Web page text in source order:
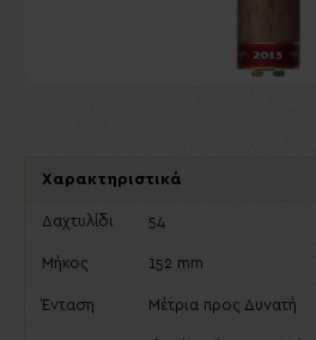
Χαρακτηριστικά
Δαχτυλίδι 54
Μήκος 152 mm
Ένταση Μέτρια προς Δυνατή